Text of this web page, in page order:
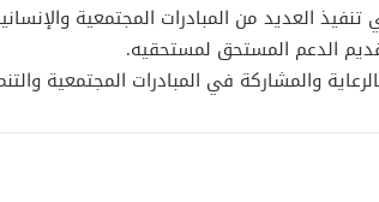
تنفيذ العديد من المبادرات المجتمعية
الدعم المستحق لمستحقيه.
والمشاركة في المبادرات المجتمعية